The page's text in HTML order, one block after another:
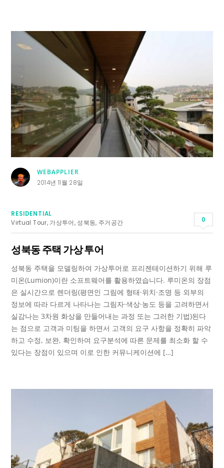
WEBAPPLIER
2014년 11월 28일
RESIDENTIAL
Virtual Tour, 가상투어, 성북동, 주거공간 0
성북동 주택 가상 투어
성북동 주택을 모델링하여 가상투어로 프리젠테이션하기 위해 루
미온(Lumion)이란 소프트웨어를 활용하였습니다. 루미온의 장점
은 실시간으로 렌더링(평면인 그림에 형태·위치·조명 등 외부의
정보에 따라 다르게 나타나는 그림자·색상·농도 등을 고려하면서
실감나는 3차원 화상을 만들어내는 과정 또는 그러한 기법)된다
는 점으로 고객과 미팅을 하면서 고객의 요구 사항을 정확히 파악
하고 수정, 보완, 확인하여 요구분석에 따른 문제를 최소화 할 수
있다는 장점이 있으며 이로 인한 커뮤니케이션에 […]